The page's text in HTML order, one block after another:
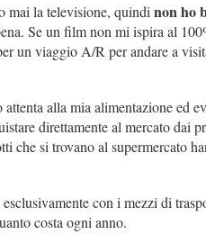
mai la televisione, quindinon ho
Se un film non mi ispira al
un viaggio A/R per andare a
alla mia alimentazione ed
direttamente al mercato dai
che si trovano al supermercato
con i mezzi di
costa ogni anno.